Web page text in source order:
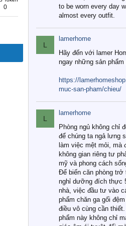
0
to be worn every day
almost every outfit.
L
lamerhome
Hãy đến với lamer
ngay những sản phẩm
https://
muc-san-pham/chieu/
L
lamerhome
Phòng ngủ không chỉ
để chúng ta ngả lưng
làm việc mệt mỏi, mà
không gian riêng tư
mỹ và phong cách
Để biến căn phòng trở
nghỉ dưỡng đích thực
nhà, việc đầu tư vào
phẩm chăn ga gối
điều vô cùng cần
phẩm này không chỉ